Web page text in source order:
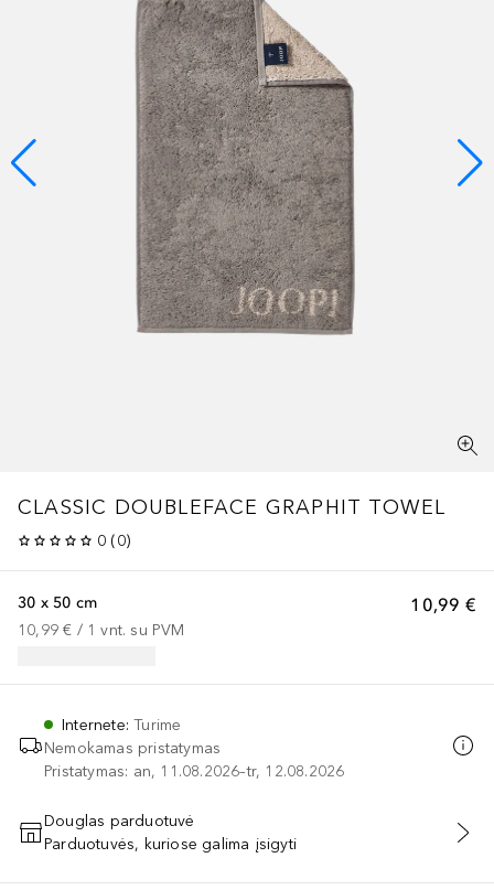
CLASSIC DOUBLEFACE GRAPHIT TOWEL
0 (0)
10,99 €
30 x 50 cm
10,99 € / 1 vnt. su PVM
Internete:Turime
Nemokamas pristatymas
Pristatymas: an, 11.08.2026–tr, 12.08.2026
PRIDĖTI Į KREPŠELĮ
Douglas parduotuvė
Parduotuvės, kuriose galima įsigyti